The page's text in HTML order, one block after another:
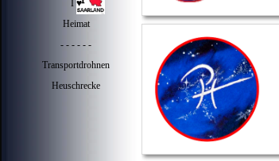
I ♥
Heimat
- - - - - -
Transportdrohnen
Heuschrecke